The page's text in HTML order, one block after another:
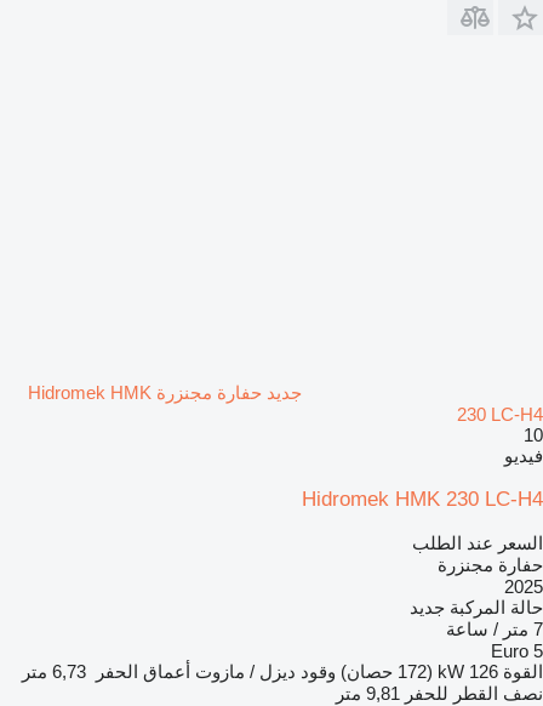
جديد حفارة مجنزرة Hidromek HMK
230 LC-H4
10
فيديو
Hidromek HMK 230 LC-H4
السعر عند الطلب
حفارة مجنزرة
2025
حالة المركبة جديد
7 متر / ساعة
Euro 5
القوة 126 kW (172 حصان) وقود ديزل / مازوت أعماق الحفر
6,73 متر
نصف القطر للحفر 9,81 متر